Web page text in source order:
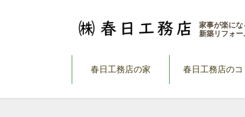
家事が楽に
新築リフォ
春日工務店の家 春日工務店のコ